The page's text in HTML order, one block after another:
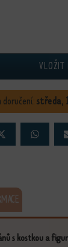
VLOŽIT
doručení:středa,
s kostkou a